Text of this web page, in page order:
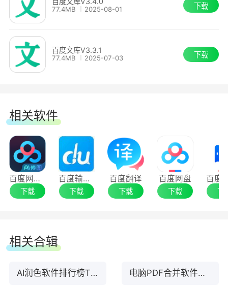
77.4MB 2025-08-01 下载
百度文库V3.3.1
77.4MB 2025-07-03 下载
相关软件
百度网盘AI修图
下载
百度输入法
下载
百度翻译
下载
百度网盘
下载 下
相关合辑
AI润色软件排行榜TOP10下载 电脑PDF合并软件排行榜TOP10下载